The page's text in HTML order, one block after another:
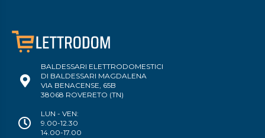
BALDESSARI ELETTRODOMESTICI
DI BALDESSARI MAGDALENA
VIA BENACENSE, 65B
38068 ROVERETO (TN)
LUN - VEN:
9.00-12.30
14.00-17.00